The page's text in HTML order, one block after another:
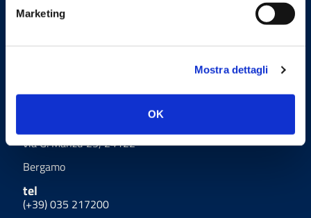
Marketing
Mostra dettagli
OK
Indirizzo
via G. Manzù 25, 24122
Bergamo
tel
(+39) 035 217200